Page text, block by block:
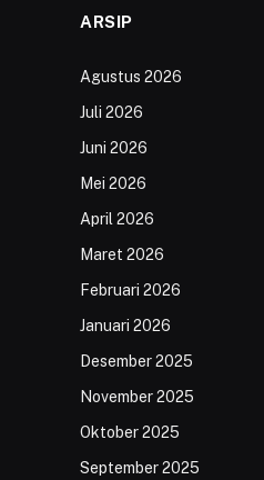
ARSIP
Agustus 2026
Juli 2026
Juni 2026
Mei 2026
April 2026
Maret 2026
Februari 2026
Januari 2026
Desember 2025
November 2025
Oktober 2025
September 2025